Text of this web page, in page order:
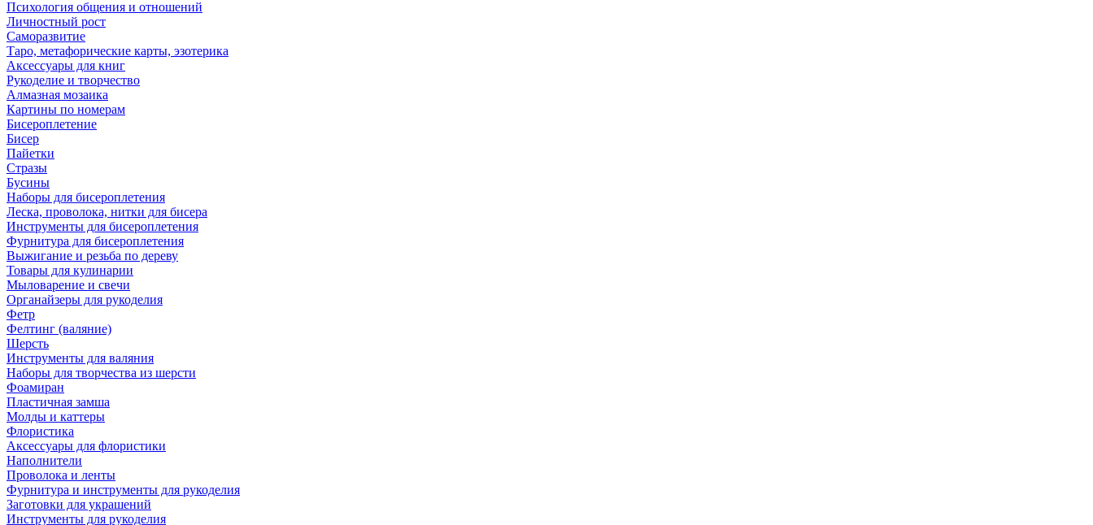
Психология общения и отношений
Личностный рост
Саморазвитие
Таро, метафорические карты, эзотерика
Аксессуары для книг
Рукоделие и творчество
Алмазная мозаика
Картины по номерам
Бисероплетение
Бисер
Пайетки
Стразы
Бусины
Наборы для бисероплетения
Леска, проволока, нитки для бисера
Инструменты для бисероплетения
Фурнитура для бисероплетения
Выжигание и резьба по дереву
Товары для кулинарии
Мыловарение и свечи
Органайзеры для рукоделия
Фетр
Фелтинг (валяние)
Шерсть
Инструменты для валяния
Наборы для творчества из шерсти
Фоамиран
Пластичная замша
Молды и каттеры
Флористика
Аксессуары для флористики
Наполнители
Проволока и ленты
Фурнитура и инструменты для рукоделия
Заготовки для украшений
Инструменты для рукоделия